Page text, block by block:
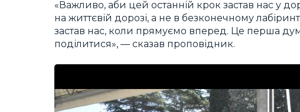
«Важливо, аби цей останній крок застав нас у
на життєвій дорозі, а не в безконечному
застав нас, коли прямуємо вперед. Це перша
поділитися», — сказав проповідник.